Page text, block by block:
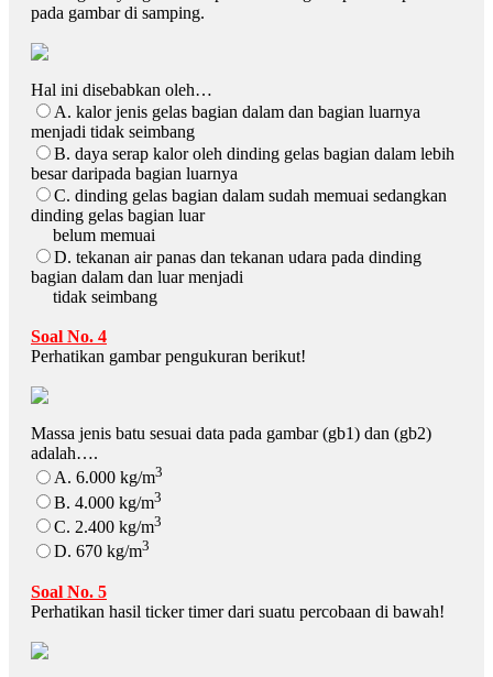
pada gambar di samping.
Hal ini disebabkan oleh…
A. kalor jenis gelas bagian dalam dan bagian luarnya
menjadi tidak seimbang
B. daya serap kalor oleh dinding gelas bagian dalam lebih
besar daripada bagian luarnya
C. dinding gelas bagian dalam sudah memuai sedangkan
dinding gelas bagian luar
belum memuai
D. tekanan air panas dan tekanan udara pada dinding
bagian dalam dan luar menjadi
tidak seimbang
Soal No. 4
Perhatikan gambar pengukuran berikut!
Massa jenis batu sesuai data pada gambar (gb1) dan (gb2)
adalah….
A. 6.000 kg/m3
B. 4.000 kg/m3
C. 2.400 kg/m3
D. 670 kg/m3
Soal No. 5
Perhatikan hasil ticker timer dari suatu percobaan di bawah!